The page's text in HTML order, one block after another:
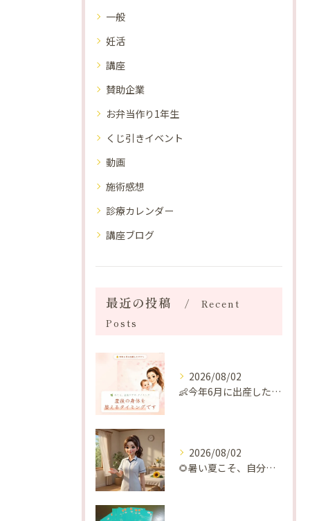
一般
妊活
講座
賛助企業
お弁当作り1年生
くじ引きイベント
動画
施術感想
診療カレンダー
講座ブログ
最近の投稿
Recent
Posts
2026/08/02
👶今年6月に出産したママへ♡
2026/08/02
🌻暑い夏こそ、自分の身体を整える時間を♡